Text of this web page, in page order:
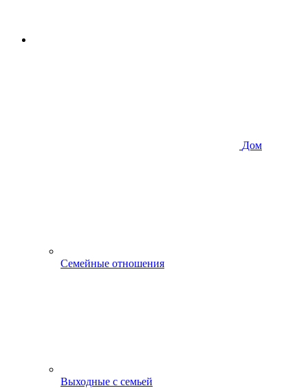
Дом
Семейные отношения
Выходные с семьей